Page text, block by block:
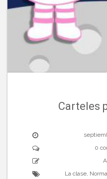
Carteles
0
La clase,